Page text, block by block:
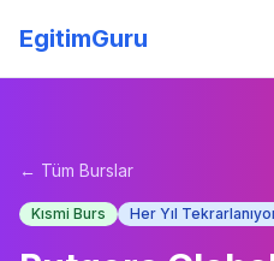
EgitimGuru
← Tüm Burslar
Kısmi Burs Her Yıl